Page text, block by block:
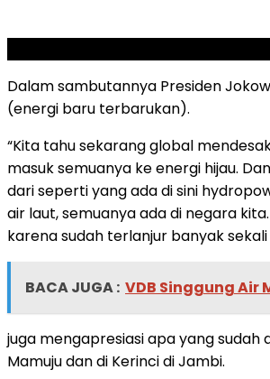
Dalam sambutannya Presiden
(energi baru terbarukan).
“Kita tahu sekarang global
masuk semuanya ke energi hijau.
dari seperti yang ada di sini
air laut, semuanya ada di negara
karena sudah terlanjur banyak sekali
BACA JUGA : VDB Singgung Air
juga mengapresiasi apa yang sudah
Mamuju dan di Kerinci di Jambi.